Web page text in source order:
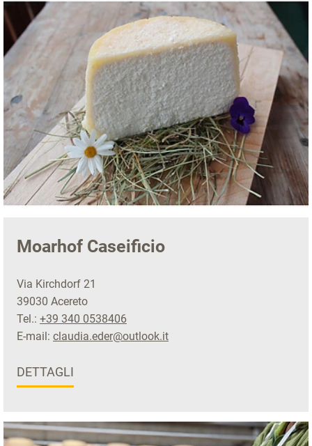
Moarhof Caseificio
Via Kirchdorf 21
39030 Acereto
Tel.: +39 340 0538406
E-mail: claudia.eder@outlook.it
DETTAGLI